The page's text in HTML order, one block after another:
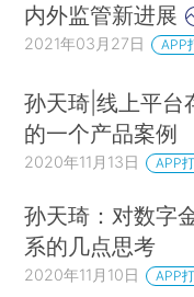
内外监管新进展
2021年03月27日 APP
孙天琦|线上平台
的一个产品案例
2020年11月13日 APP
孙天琦：对数字
系的几点思考
2020年11月10日 APP